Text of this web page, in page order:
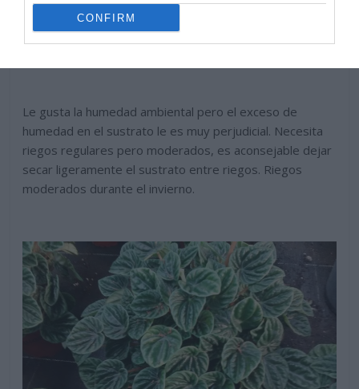
CONFIRM
Le gusta la humedad ambiental pero el exceso de
humedad en el sustrato le es muy perjudicial. Necesita
riegos regulares pero moderados, es aconsejable dejar
secar ligeramente el sustrato entre riegos. Riegos
moderados durante el invierno.